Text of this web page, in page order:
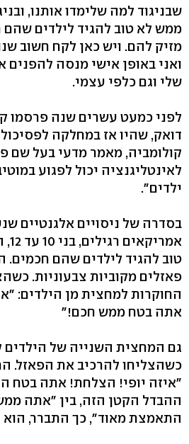
שבניגוד למה שלימדו אותנו,
ממש לא טוב להגיד לילדים שהם
מזיק להם. ויש כאן לקח חשוב
ואני באופן אישי מנסה להפנים
שלי וגם כלפי עצמי.
לפני כמעט עשרים שנה פרסמו
דואק, שהיו אז במחלקה
קולומביה, מאמר מדעי בעל שם
לאינטליגנציה יכול לפגוע
ילדים".
בסדרה של ניסויים אלגנטיים
טוב להגיד לילדים שהם חכמים.
פאזלים מקוביות צבעוניות.
החוקרות למחצית מן הילדים:
אתה בטח ממש חכם!"
גם המחצית השנייה של הילדים
כשהצליחו להרכיב את הפאזל.
"איזה יופי! הצלחת! אתה בטח
ההבדל הקטן הזה, בין "אתה
התאמצת מאוד", כך התברר, הוא